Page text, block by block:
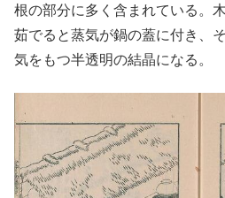
根の部分に多く含まれている。
茹でると蒸気が鍋の蓋に付き、
気をもつ半透明の結晶になる。